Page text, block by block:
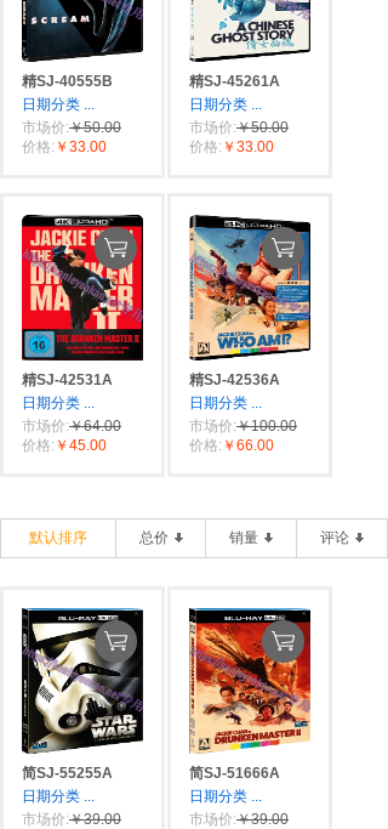
精SJ-40555B
日期分类 ...
市场价:￥50.00
价格: ￥33.00
精SJ-45261A
日期分类 ...
市场价:￥50.00
价格: ￥33.00
精SJ-42531A
日期分类 ...
市场价:￥64.00
价格: ￥45.00
精SJ-42536A
日期分类 ...
市场价:￥100.00
价格: ￥66.00
默认排序 总价 销量 评论
简SJ-55255A
日期分类 ...
市场价:￥39.00
简SJ-51666A
日期分类 ...
市场价:￥39.00